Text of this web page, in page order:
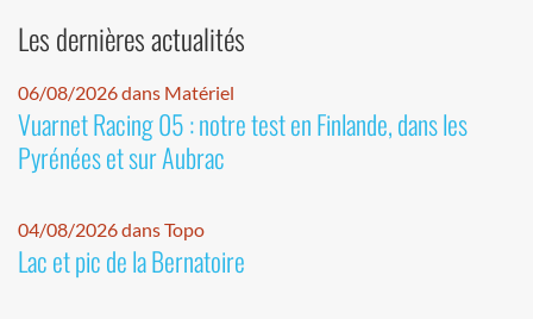
Les dernières actualités
06/08/2026 dans Matériel
Vuarnet Racing 05 : notre test en Finlande, dans les
Pyrénées et sur Aubrac
04/08/2026 dans Topo
Lac et pic de la Bernatoire